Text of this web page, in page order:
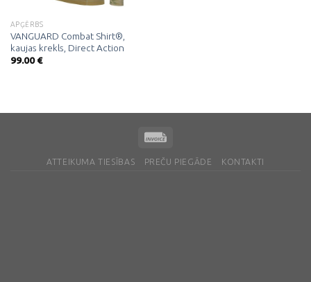
APĢĒRBS
VANGUARD Combat Shirt®,
kaujas krekls, Direct Action
99.00€
ATTEIKUMA TIESĪBAS PREČU PIEGĀDE KONTAKTI